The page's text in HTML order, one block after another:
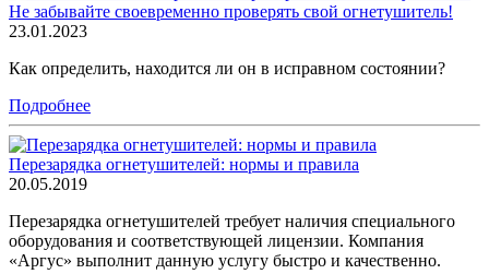
Не забывайте своевременно проверять свой огнетушитель!
23.01.2023
Как определить, находится ли он в исправном состоянии?
Подробнее
Перезарядка огнетушителей: нормы и правила
20.05.2019
Перезарядка огнетушителей требует наличия специального
оборудования и соответствующей лицензии. Компания
«Аргус» выполнит данную услугу быстро и качественно.